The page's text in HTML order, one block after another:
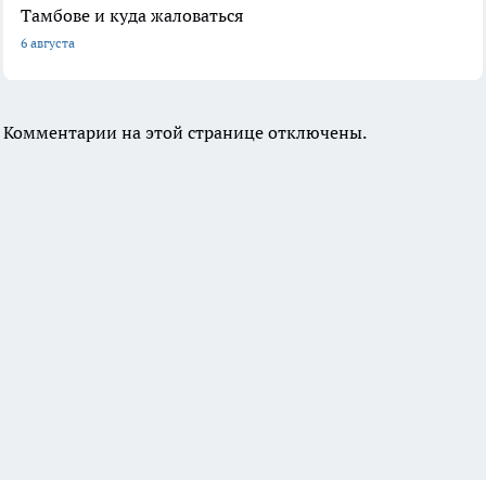
Тамбове и куда жаловаться
6 августа
Комментарии на этой странице отключены.